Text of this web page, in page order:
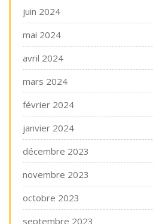
juin 2024
mai 2024
avril 2024
mars 2024
février 2024
janvier 2024
décembre 2023
novembre 2023
octobre 2023
septembre 2023